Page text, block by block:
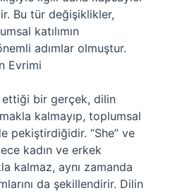
Bu tür değişiklikler,
katılımın
adımlar olmuştur.
Evrimi
ettiği bir gerçek, dilin
kalmayıp, toplumsal
pekiştirdiğidir. “She” ve
kadın ve erkek
kalmaz, aynı zamanda
da şekillendirir. Dilin